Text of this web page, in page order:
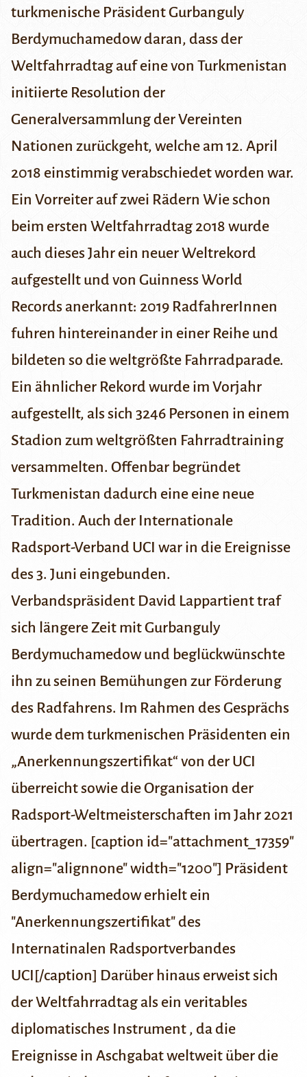
turkmenische PräsidentGurbanguly
Berdymuchamedowdaran, dass der
Weltfahrradtag auf eine von Turkmenistan
initiierte Resolution der
Generalversammlung der Vereinten
Nationen zurückgeht, welche am 12. April
2018 einstimmig verabschiedet worden war.
Ein Vorreiter auf zwei Rädern Wie schon
beim ersten Weltfahrradtag 2018 wurde
auch dieses Jahr ein neuerWeltrekord
aufgestellt und von Guinness World
Records anerkannt: 2019 RadfahrerInnen
fuhren hintereinander in einer Reihe und
bildeten so die weltgrößte Fahrradparade.
Ein ähnlicher Rekord wurde im Vorjahr
aufgestellt, als sich 3246 Personen in einem
Stadion zum weltgrößten Fahrradtraining
versammelten. Offenbar begründet
Turkmenistan dadurch eine eine neue
Tradition. Auch der Internationale
Radsport-Verband UCI war in die Ereignisse
des 3. Juni eingebunden.
Verbandspräsident David Lappartienttraf
sich längere Zeit mit Gurbanguly
Berdymuchamedow und beglückwünschte
ihn zu seinen Bemühungen zur Förderung
des Radfahrens. Im Rahmen des Gesprächs
wurde dem turkmenischen Präsidenten ein
„Anerkennungszertifikat“ von der UCI
überreicht sowie die Organisation der
Radsport-Weltmeisterschaften im Jahr 2021
übertragen. [caption id="attachment_17359"
align="alignnone" width="1200"] Präsident
Berdymuchamedow erhielt ein
"Anerkennungszertifikat" des
Internatinalen Radsportverbandes
UCI[/caption] Darüber hinaus erweist sich
der Weltfahrradtag als ein veritables
diplomatisches Instrument , da die
Ereignisse in Aschgabat weltweit über die